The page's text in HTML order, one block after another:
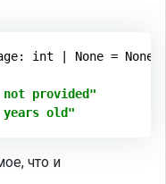
int | None = None)
not provided"
old"
что и